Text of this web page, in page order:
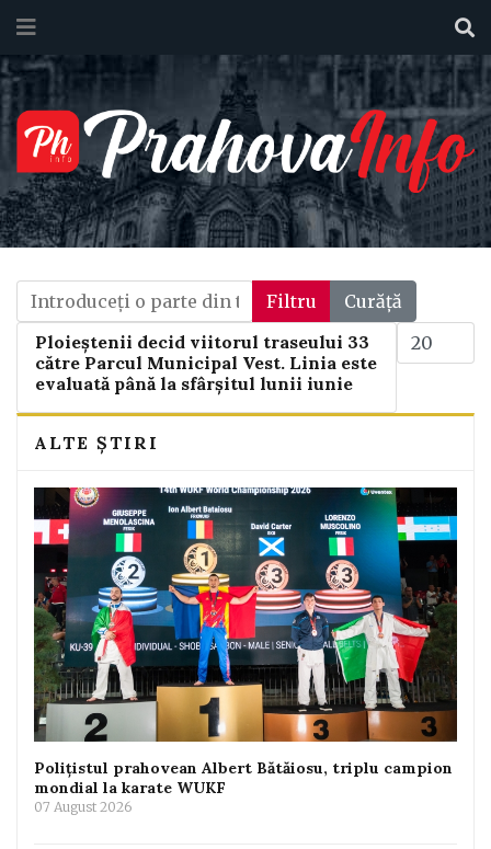
Introduceți o parte din titlu.Filtru Curăță
Afișare #
Ploieștenii decid viitorul traseului 33
către Parcul Municipal Vest. Linia este
evaluată până la sfârșitul lunii iunie
ALTE ȘTIRI
Polițistul prahovean Albert Bătăiosu, triplu campion
mondial la karate WUKF
07 August 2026